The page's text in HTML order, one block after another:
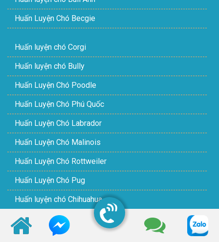
Huấn Luyện Chó Becgie
Huấn luyện chó Corgi
Huấn luyện chó Bully
Huấn Luyện Chó Poodle
Huấn Luyện Chó Phú Quốc
Huấn Luyện Chó Labrador
Huấn Luyện Chó Malinois
Huấn Luyện Chó Rottweiler
Huấn Luyện Chó Pug
Huấn luyện chó Chihuahua
Huấn Luyện Chó Phốc Sóc
Huấn Luyện Chó Doberman